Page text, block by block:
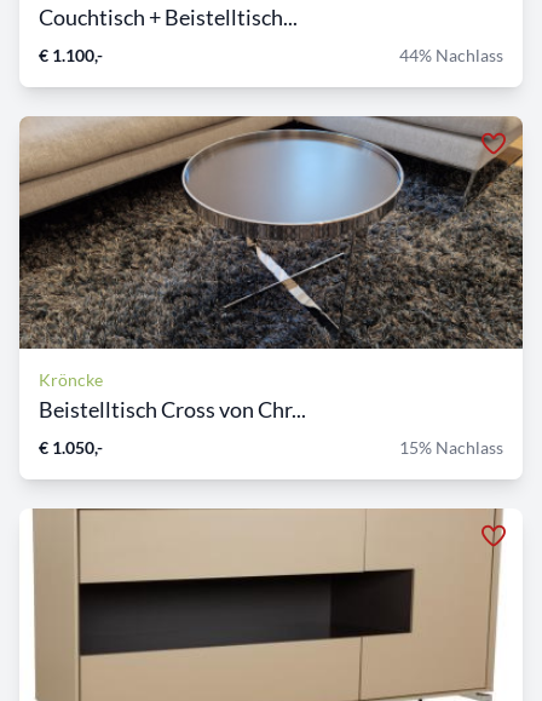
Couchtisch + Beistelltisch...
€ 1.100,- 44% Nachlass
Kröncke
Beistelltisch Cross von Chr...
€ 1.050,- 15% Nachlass